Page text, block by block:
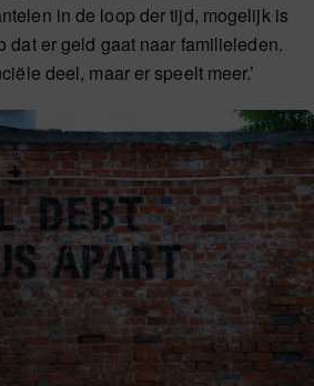
in de loop der tijd, mogelijk is
dat er geld gaat naar familieleden.
deel, maar er speelt meer.’